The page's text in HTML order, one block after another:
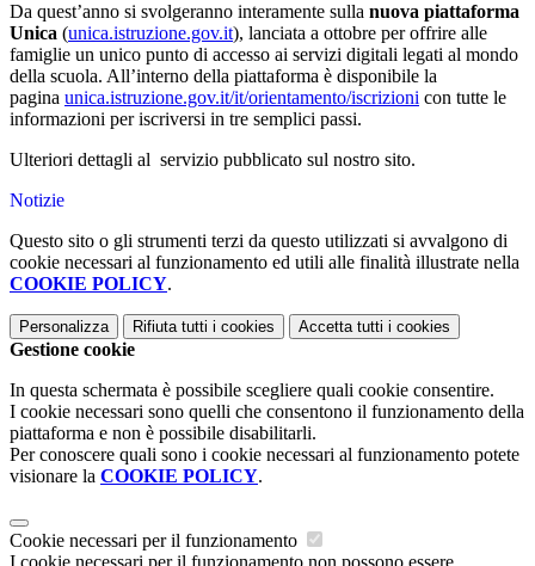
Da quest’anno si svolgeranno interamente sulla nuova piattaforma
Unica (unica.istruzione.gov.it), lanciata a ottobre per offrire alle
famiglie un unico punto di accesso ai servizi digitali legati al mondo
della scuola. All’interno della piattaforma è disponibile la
pagina unica.istruzione.gov.it/it/orientamento/iscrizioni con tutte le
informazioni per iscriversi in tre semplici passi.
Ulteriori dettagli al servizio pubblicato sul nostro sito.
Notizie
Questo sito o gli strumenti terzi da questo utilizzati si avvalgono di
cookie necessari al funzionamento ed utili alle finalità illustrate nella
COOKIE POLICY.
Personalizza Rifiuta tutti i cookies Accetta tutti i cookies
Gestione cookie
In questa schermata è possibile scegliere quali cookie consentire.
I cookie necessari sono quelli che consentono il funzionamento della
piattaforma e non è possibile disabilitarli.
Per conoscere quali sono i cookie necessari al funzionamento potete
visionare la COOKIE POLICY.
Cookie necessari per il funzionamento